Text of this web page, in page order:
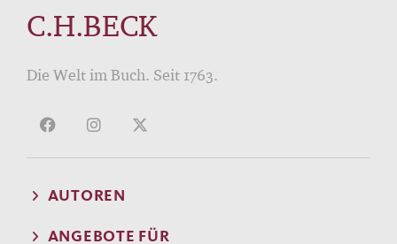
C.H.BECK
Die Welt im Buch. Seit 1763.
AUTOREN
ANGEBOTE FÜR